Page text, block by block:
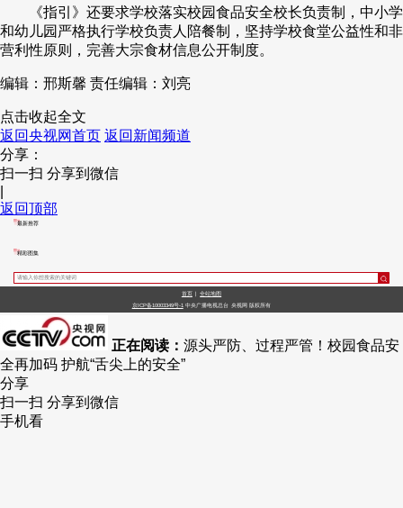
《指引》还要求学校落实校园食品安全校长负责制，中小学
和幼儿园严格执行学校负责人陪餐制，坚持学校食堂公益性和非
营利性原则，完善大宗食材信息公开制度。
编辑：邢斯馨 责任编辑：刘亮
点击收起全文
返回央视网首页 返回新闻频道
分享：
扫一扫 分享到微信
返回顶部
最新推荐
精彩图集
首页 | 全站地图
京ICP备10003349号-1 中央广播电视总台 央视网 版权所有
正在阅读： 源头严防、过程严管！校园食品安
全再加码 护航“舌尖上的安全”
分享
扫一扫 分享到微信
手机看